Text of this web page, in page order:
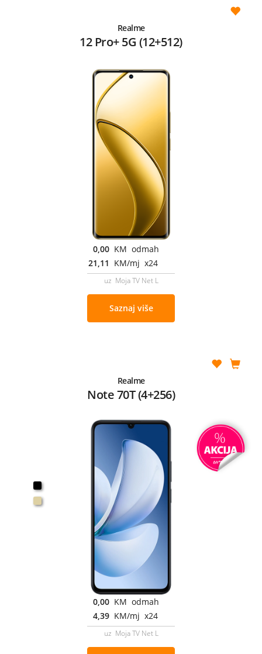
Realme
12 Pro+ 5G (12+512)
0,00 KM odmah
21,11 KM/mj x24
uz Moja TV Net L
Saznaj više
Realme
Note 70T (4+256)
0,00 KM odmah
4,39 KM/mj x24
uz Moja TV Net L